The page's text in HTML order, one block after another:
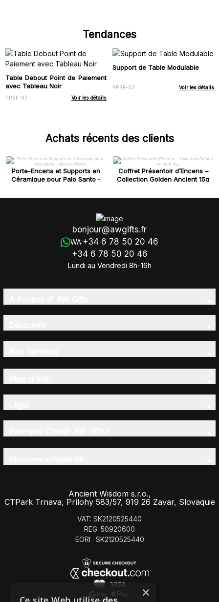
Tendances
Table Debout Point de Paiement
avec Tableau Noir
PPSF-07 Voir les détails
Support de Table Modulable
PPSF-02 Voir les détails
Achats récents des clients
Porte-Encens et Supports en
Céramique pour Palo Santo -
Coffret Présentoir d’Encens –
Collection Golden Ancient 15g
bonjour@awgifts.fr
WA:+34 6 78 50 20 46
+34 6 78 50 20 46
Lundi au Vendredi 8h-16h
Ancient Wisdom s.r.o.,
CTPark Trnava, Prílohy 583/57, 919 26 Zavar, Slovaquie
VAT: SK2120525440
REG: 50920600
EORI : SK2120525440
×